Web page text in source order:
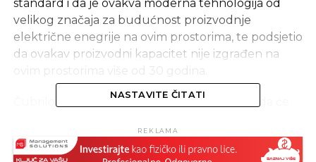
standard i da je ovakva moderna tehnologija od
velikog značaja za budućnost proizvodnje
električne enegrije na ovim prostorima, te podsjetio
da ovakav proizvodni kapacitet nije izgrađen na
Čubrilović je rekao da rudnik daje garancije da će
više od 50 godina.
NASTAVITE ČITATI
REKLAMA